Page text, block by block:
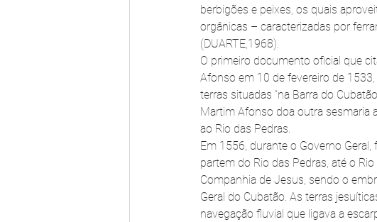
berbigões e peixes, os quais
orgânicas – caracterizadas por
(DUARTE,1968).
O primeiro documento oficial que
Afonso em 10 de fevereiro de 1533,
terras situadas “na Barra do
Martim Afonso doa outra sesmaria
ao Rio das Pedras.
Em 1556, durante o Governo
partem do Rio das Pedras, até o
Companhia de Jesus, sendo o
Geral do Cubatão. As terras
navegação fluvial que ligava a